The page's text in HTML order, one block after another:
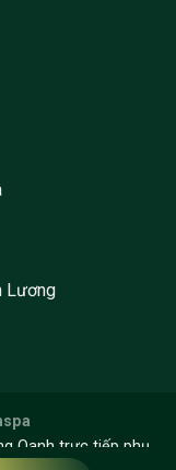
Lương
Oanh trực tiếp phụ